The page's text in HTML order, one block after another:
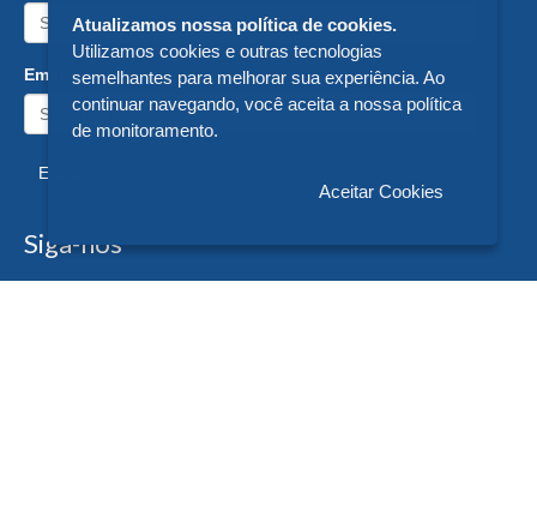
Email:
Enviar
Siga-nos
Atualizamos nossa política de cookies.
Utilizamos cookies e outras tecnologias
semelhantes para melhorar sua experiência. Ao
continuar navegando, você aceita a nossa política
de monitoramento.
Aceitar Cookies